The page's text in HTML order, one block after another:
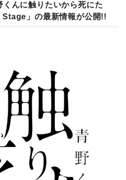
んに触りたいから死にた
」の最新情報が公開!!